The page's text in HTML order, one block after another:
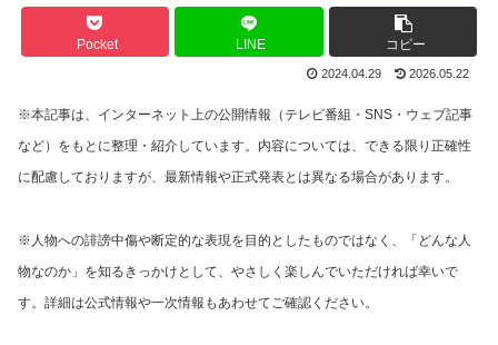
Pocket LINE コピー
2024.04.29 2026.05.22
※本記事は、インターネット上の公開情報（テレビ番組・SNS・ウェブ記事
など）をもとに整理・紹介しています。内容については、できる限り正確性
に配慮しておりますが、最新情報や正式発表とは異なる場合があります。
※人物への誹謗中傷や断定的な表現を目的としたものではなく、「どんな人
物なのか」を知るきっかけとして、やさしく楽しんでいただければ幸いで
す。詳細は公式情報や一次情報もあわせてご確認ください。